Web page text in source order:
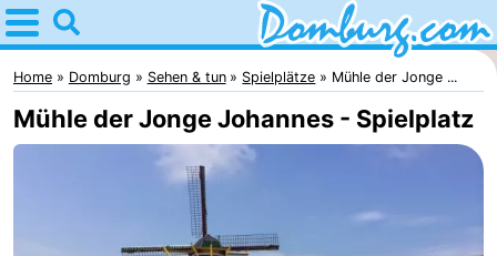
Home
Domburg
Tipps
Home Domburg Sehen & tun Spielplätze Mühle der Jonge ...
Mühle der Jonge Johannes - Spielplatz